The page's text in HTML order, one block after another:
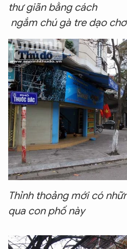
thư giãn bằng cách
ngắm chú gà tre dạo
Thỉnh thoảng mới có
qua con phố này